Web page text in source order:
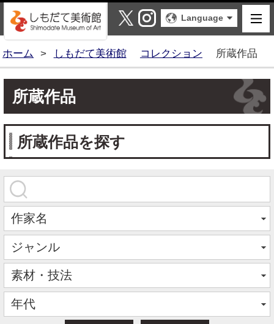
しもだて美術館
X Instagram
Language
ホーム > しもだて美術館 コレクション 所蔵作品
所蔵作品
所蔵作品を探す